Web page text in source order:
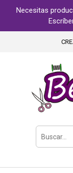
Necesitas